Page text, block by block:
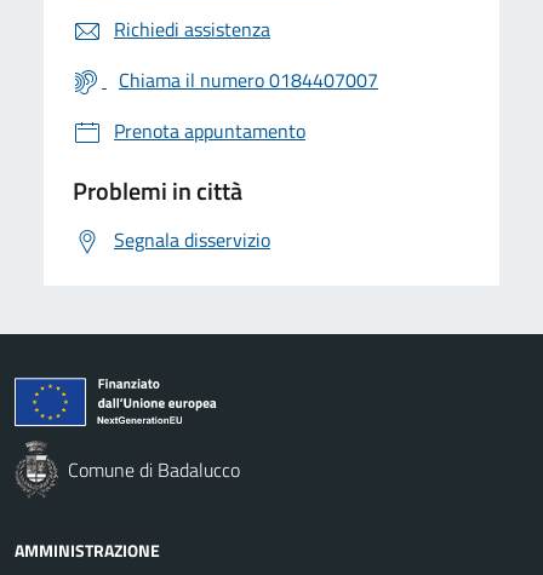
Richiedi assistenza
Chiama il numero 0184407007
Prenota appuntamento
Problemi in città
Segnala disservizio
Comune di Badalucco
AMMINISTRAZIONE